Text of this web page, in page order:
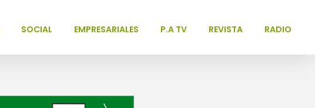
SOCIAL EMPRESARIALES P.A TV REVISTA RADIO